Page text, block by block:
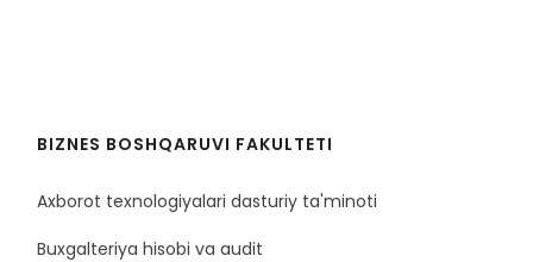
BIZNES BOSHQARUVI FAKULTETI
Axborot texnologiyalari dasturiy ta'minoti
Buxgalteriya hisobi va audit